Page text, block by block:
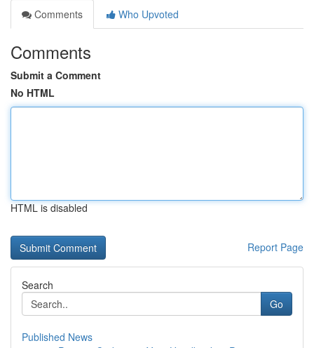
Comments
Who Upvoted
Comments
Submit a Comment
No HTML
HTML is disabled
Report Page
Search
Go
Published News